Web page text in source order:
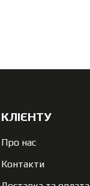
КЛІЄНТУ
Про нас
Контакти